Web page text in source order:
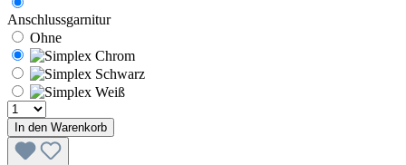
Anschlussgarnitur
Ohne
In den Warenkorb